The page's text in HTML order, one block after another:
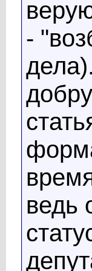
-
ведь